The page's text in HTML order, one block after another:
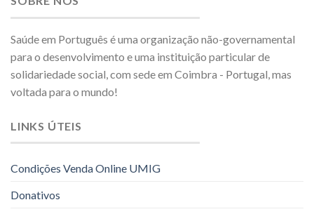
Saúde em Português é uma organização não-governamental
para o desenvolvimento e uma instituição particular de
solidariedade social, com sede em Coimbra - Portugal, mas
voltada para o mundo!
LINKS ÚTEIS
Condições Venda Online UMIG
Donativos